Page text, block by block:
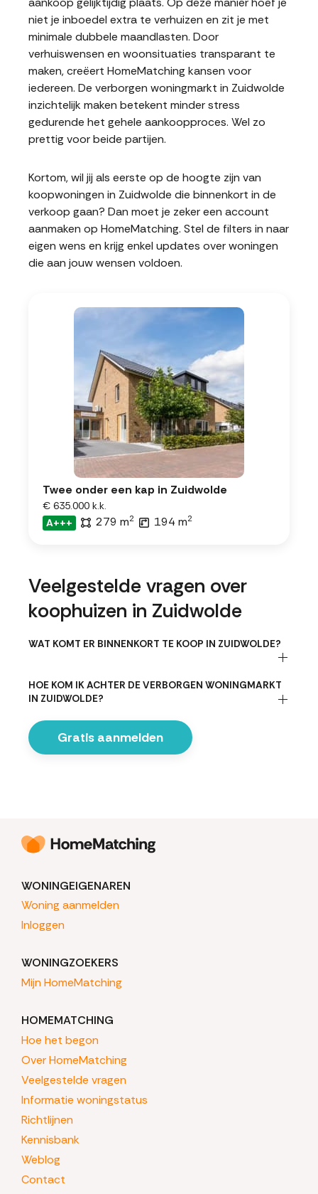
niet je inboedel extra te verhuizen en zit je met
minimale dubbele maandlasten. Door
verhuiswensen en woonsituaties transparant te
maken, creëert HomeMatching kansen voor
iedereen. De verborgen woningmarkt in Zuidwolde
inzichtelijk maken betekent minder stress
gedurende het gehele aankoopproces. Wel zo
prettig voor beide partijen.
Kortom, wil jij als eerste op de hoogte zijn van
koopwoningen in Zuidwolde die binnenkort in de
verkoop gaan? Dan moet je zeker een account
aanmaken op HomeMatching. Stel de filters in naar
eigen wens en krijg enkel updates over woningen
die aan jouw wensen voldoen.
Twee onder een kap in Zuidwolde
€ 635.000 k.k.
A+++
279 m2 194 m2
Veelgestelde vragen over
koophuizen in Zuidwolde
WAT KOMT ER BINNENKORT TE KOOP IN ZUIDWOLDE?
HOE KOM IK ACHTER DE VERBORGEN WONINGMARKT
IN ZUIDWOLDE?
Gratis aanmelden
WONINGEIGENAREN
Woning aanmelden
Inloggen
WONINGZOEKERS
Mijn HomeMatching
HOMEMATCHING
Hoe het begon
Over HomeMatching
Veelgestelde vragen
Informatie woningstatus
Richtlijnen
Kennisbank
Weblog
Contact